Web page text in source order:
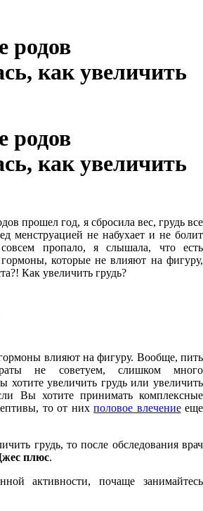
родов
как увеличить
родов
как увеличить
прошел год, я сбросила вес, грудь все
менструацией не набухает и не болит
пропало, я слышала, что есть
которые не влияют на фигуру,
Как увеличить грудь?
влияют на фигуру. Вообще, пить
не советуем, слишком много
хотите увеличить грудь или увеличить
Вы хотите принимать комплексные
то от нихполовое влечениееще
грудь, то после обследования врач
плюс.
активности, почаще занимайтесь